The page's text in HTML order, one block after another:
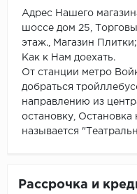
Адрес Нашего
шоссе дом 25,
этаж., Магазин
Как к Нам доехать.
От станции метро
добраться
направлению из
остановку, Остановка
называется
Рассрочка и